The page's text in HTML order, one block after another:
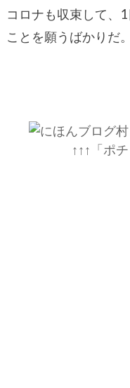
コロナも収束して、
ことを願うばかりだ。
↑↑↑「ポ